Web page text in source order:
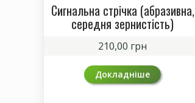
Сигнальна стрічка (абразивна,
середня зернистість)
210,00 грн
Докладніше